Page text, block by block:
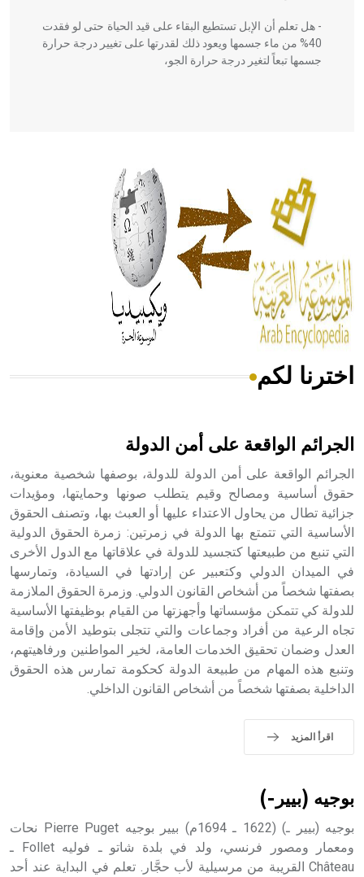
- هل تعلم أن الإبل تستطيع البقاء على قيد الحياة حتى لو فقدت
40% من ماء جسمها ويعود ذلك لقدرتها على تغيير درجة حرارة
جسمها تبعاً لتغير درجة حرارة الجو،
الحكم، الأدلة، تنظيم التغذية، ورسالته في جروح الرأس. ويعود
له الفضل بأنه حرر الطب من الدين والفلسفة.
- هل تعلم أن المرجان إفراز حيواني يتكون في البحر ويتركب
من مادة كربونات الكلسيوم، وهو أحمر أو شديد الحمرة وهو
أجود أنواعه، ويمتاز بكبر الحجم ويسمى الش
هل تعلم أن الأبسيد كلمة فرنسية اللفظ تم اعتمادها مصطلحاً
- هل تعلم أن أبجر Abgar اسم معروف جيداً يعود إلى عدد من
الملوك الذين حكموا مدينة إديسا (الرها) من أبجر الأول وحتى
التاسع، وهم ينتسبون إلى أسرة أوسروين
- هل تعلم أن الأبجدية الكنعانية تتألف من /22/ علامة كتابية
sign تكتب منفصلة غير متصلة، وتعتمد المبدأ الأكوروفوني،
حيث تقتصر القيمة الصوتية للعلامة الك
اخترنا لكم
الجرائم الواقعة على أمن الدولة
الجرائم الواقعة على أمن الدولة للدولة، بوصفها شخصية معنوية،
حقوق أساسية ومصالح وقيم يتطلب صونها وحمايتها، ومؤيدات
جزائية تطال من يحاول الاعتداء عليها أو العبث بها، وتصنف الحقوق
الأساسية التي تتمتع بها الدولة في زمرتين: زمرة الحقوق الدولية
التي تنبع من طبيعتها كتجسيد للدولة في علاقاتها مع الدول الأخرى
في الميدان الدولي وكتعبير عن إرادتها في السيادة، وتمارسها
بصفتها شخصاً من أشخاص القانون الدولي. وزمرة الحقوق الملازمة
للدولة كي تتمكن مؤسساتها وأجهزتها من القيام بوظيفتها الأساسية
تجاه الرعية من أفراد وجماعات والتي تتجلى بتوطيد الأمن وإقامة
العدل وضمان تحقيق الخدمات العامة، لخير المواطنين ورفاهيتهم،
وتنبع هذه المهام من طبيعة الدولة كحكومة تمارس هذه الحقوق
الداخلية بصفتها شخصاً من أشخاص القانون الداخلي.
اقرأ المزيد
بوجيه (بيير-)
بوجيه (بيير ـ) (1622 ـ 1694م) بيير بوجيه Pierre Puget نحات
ومعمار ومصور فرنسي، ولد في بلدة شاتو ـ فوليه Follet ـ
Château القريبة من مرسيلية لأب حجَّار. تعلم في البداية عند أحد